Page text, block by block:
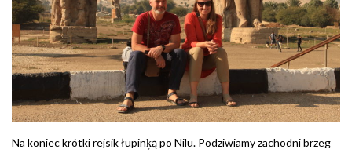
Na koniec krótki rejsik łupinķą po Nilu. Podziwiamy zachodni brzeg